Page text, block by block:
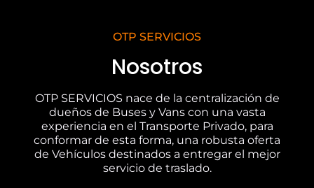
OTP SERVICIOS
Nosotros
OTP SERVICIOS nace de la centralización de
dueños de Buses y Vans con una vasta
experiencia en el Transporte Privado, para
conformar de esta forma, una robusta oferta
de Vehículos destinados a entregar el mejor
servicio de traslado.